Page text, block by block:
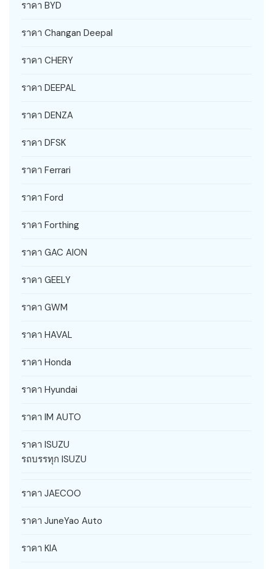
ราคา BYD
ราคา Changan Deepal
ราคา CHERY
ราคา DEEPAL
ราคา DENZA
ราคา DFSK
ราคา Ferrari
ราคา Ford
ราคา Forthing
ราคา GAC AION
ราคา GEELY
ราคา GWM
ราคา HAVAL
ราคา Honda
ราคา Hyundai
ราคา IM AUTO
ราคา ISUZU
รถบรรทุก ISUZU
ราคา JAECOO
ราคา JuneYao Auto
ราคา KIA